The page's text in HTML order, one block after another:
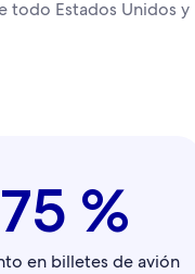
todo Estados Unidos y
%
en billetes de avión